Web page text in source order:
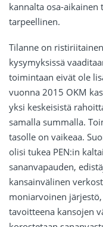
kannalta osa-
tarpeellinen.
Tilanne on
kysymyksissä
toimintaan eivät ole
vuonna 2015 OKM
yksi keskeisistä
samalla summalla.
tasolle on vaikeaa.
olisi tukea PEN:in
sananvapauden,
kansainvälinen
moniarvoinen
tavoitteena kansojen